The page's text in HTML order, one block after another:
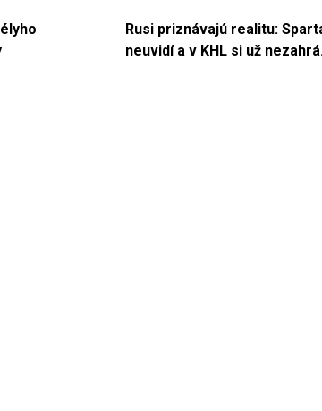
Rusi priznávajú realitu:
neuvidí a v KHL si už